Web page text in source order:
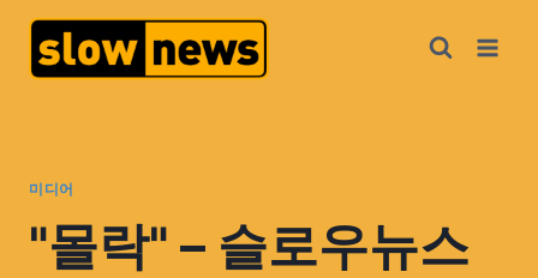
미디어
"몰락" – 슬로우뉴스